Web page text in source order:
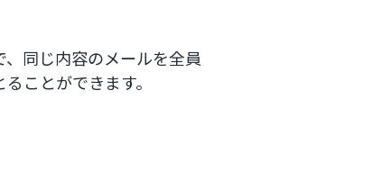
同じ内容のメールを全員
ことができます。